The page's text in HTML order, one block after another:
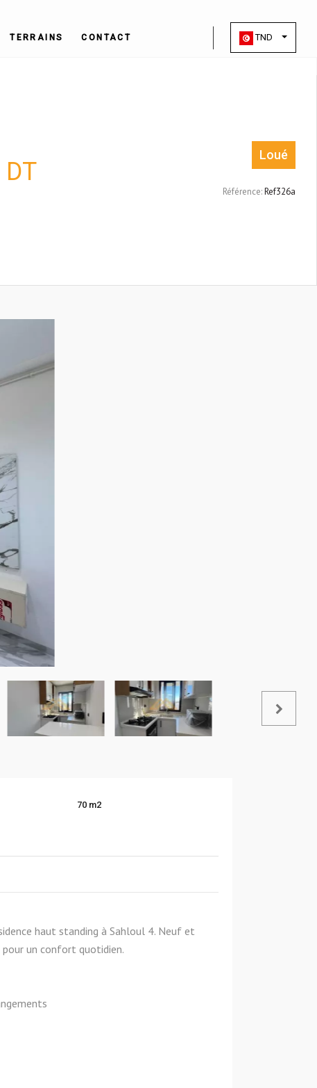
TERRAINS CONTACT TND
DT
Loué
Référence:Ref326a
70 m2
haut standing à Sahloul 4. Neuf et
un confort quotidien.